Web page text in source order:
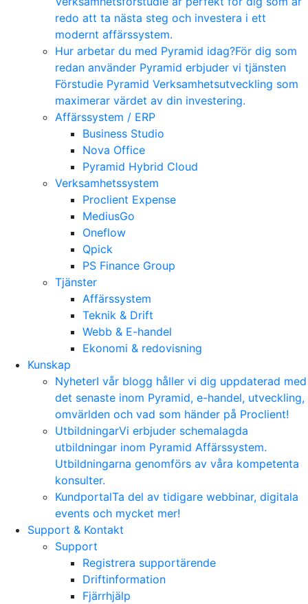
redo att ta nästa steg och investera i ett
modernt affärssystem.
Hur arbetar du med Pyramid idag?För dig som
redan använder Pyramid erbjuder vi tjänsten
Förstudie Pyramid Verksamhetsutveckling som
maximerar värdet av din investering.
Affärssystem / ERP
Business Studio
Nova Office
Pyramid Hybrid Cloud
Verksamhetssystem
Proclient Expense
MediusGo
Oneflow
Qpick
PS Finance Group
Tjänster
Affärssystem
Teknik & Drift
Webb & E-handel
Ekonomi & redovisning
Kunskap
NyheterI vår blogg håller vi dig uppdaterad med
det senaste inom Pyramid, e-handel, utveckling,
omvärlden och vad som händer på Proclient!
UtbildningarVi erbjuder schemalagda
utbildningar inom Pyramid Affärssystem.
Utbildningarna genomförs av våra kompetenta
konsulter.
KundportalTa del av tidigare webbinar, digitala
events och mycket mer!
Support & Kontakt
Support
Registrera supportärende
Driftinformation
Fjärrhjälp